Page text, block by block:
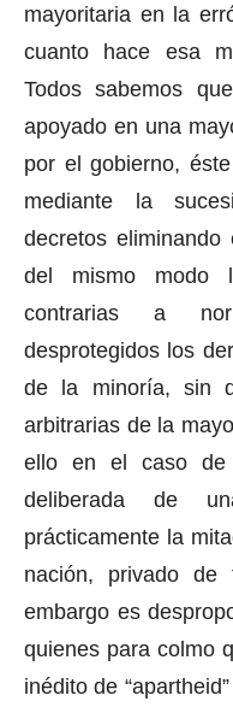
mayoritaria en la
cuanto hace esa
Todos sabemos
apoyado en una
por el gobierno,
mediante la
decretos
del mismo modo
contrarias a
desprotegidos los
de la minoría, sin
arbitrarias de la
ello en el caso de
deliberada de
prácticamente la
nación, privado de
embargo es
quienes para colmo
inédito de